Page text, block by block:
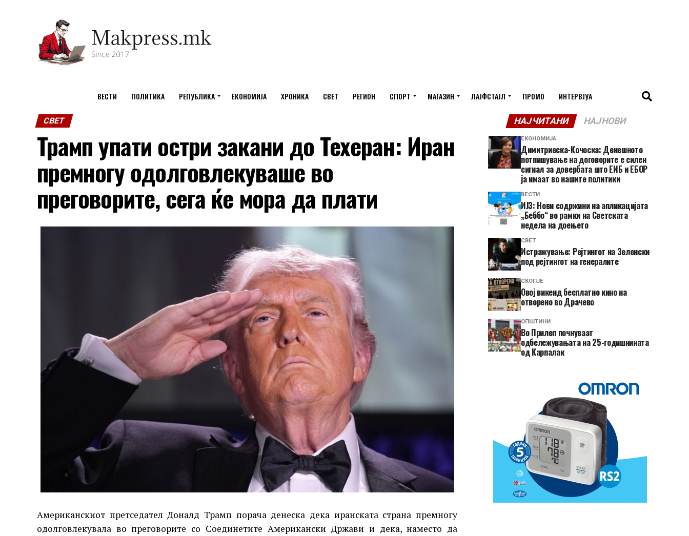
ВЕСТИ ПОЛИТИКА РЕПУБЛИКА ЕКОНОМИЈА ХРОНИКА СВЕТ РЕГИОН СПОРТ МАГАЗИН ЛАЈФСТАЈЛ ПРОМО ИНТЕРВЈУА
СВЕТ
Трамп упати остри закани до Техеран: Иран
премногу одолговлекуваше во
преговорите, сега ќе мора да плати
Американскиот претседател Доналд Трамп порача денеска дека иранската страна премногу
одолговлекувала во преговорите со Соединетите Американски Држави и дека, наместо да
НАЈЧИТАНИ НАЈНОВИ
ЕКОНОМИЈА
Димитриеска-Кочоска: Денешното
потпишување на договорите е силен
сигнал за довербата што ЕИБ и ЕБОР
ја имаат во нашите политики
ВЕСТИ
ИЈЗ: Нови содржини на апликацијата
„Беббо“ во рамки на Светската
недела на доењето
СВЕТ
Истражување: Рејтингот на Зеленски
под рејтингот на генералите
СКОПЈЕ
​Овој викенд бесплатно кино на
отворено во Драчево
ОПШТИНИ
Во Прилеп почнуваат
одбележувањата на 25-годишнината
од Карпалак